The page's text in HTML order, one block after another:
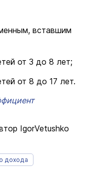
вставшим
от 3 до 8 лет;
от 8 до 17 лет.
IgorVetushko
дохода